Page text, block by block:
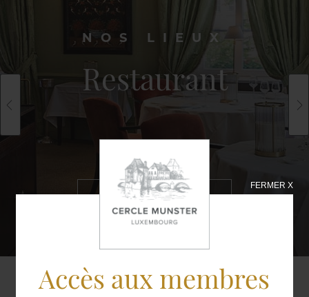
Accès aux membres
FERMER X
NOS LIEUX
Restaurant
EN SAVOIR
PLUS